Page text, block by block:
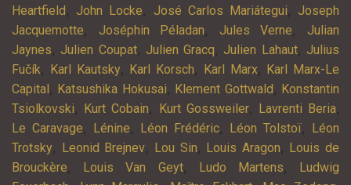
Heartfield , John Locke, José Carlos Mariátegui, Joseph
Jacquemotte, Joséphin Péladan, Jules Verne, Julian
Jaynes, Julien Coupat, Julien Gracq, Julien Lahaut, Julius
Fučík, Karl Kautsky, Karl Korsch, Karl Marx, Karl Marx-Le
Capital , Katsushika Hokusai, Klement Gottwald , Konstantin
Tsiolkovski, Kurt Cobain, Kurt Gossweiler, Lavrenti Beria,
Le Caravage, Lénine, Léon Frédéric, Léon Tolstoï,
Léon
Trotsky, Leonid Brejnev, Lou Sin, Louis Aragon, Louis de
Brouckère, Louis Van Geyt, Ludo Martens,
Ludwig